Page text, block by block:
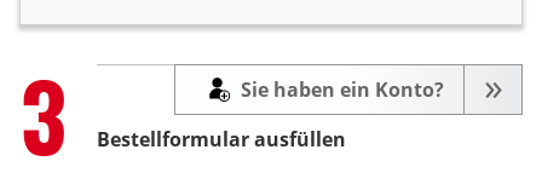
Step
3 Bestellformular ausfüllen
Sie haben ein Konto?